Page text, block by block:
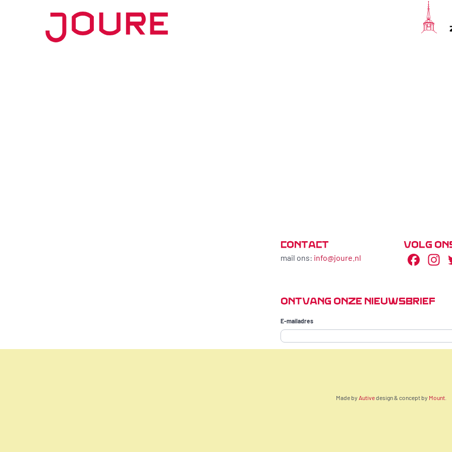
Ga naar de inhoud
CONTACT
mail ons: info@joure.nl
VOLG
ONTVANG ONZE NIEUWSBRIEF
E-mailadres
Made by Autivedesign & concept by Mount